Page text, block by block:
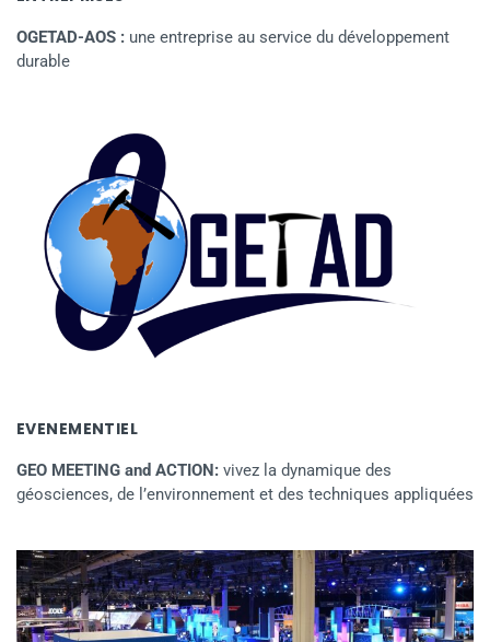
OGETAD-AOS : une entreprise au service du développement
durable
EVENEMENTIEL
GEO MEETING and ACTION: vivez la dynamique des
géosciences, de l’environnement et des techniques appliquées